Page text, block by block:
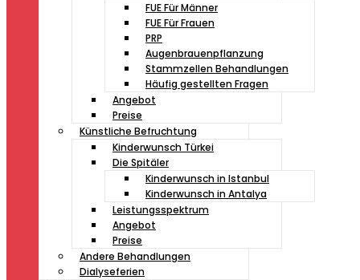
FUE Für Männer
FUE Für Frauen
PRP
Augenbrauenpflanzung
Stammzellen Behandlungen
Häufig gestellten Fragen
Angebot
Preise
Künstliche Befruchtung
Kinderwunsch Türkei
Die Spitäler
Kinderwunsch in Istanbul
Kinderwunsch in Antalya
Leistungsspektrum
Angebot
Preise
Andere Behandlungen
Dialyseferien